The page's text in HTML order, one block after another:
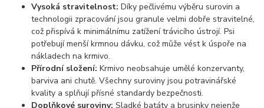
Vysoká stravitelnost: Díky pečlivému výběru surovin a
technologii zpracování jsou granule velmi dobře stravitelné,
což přispívá k minimálnímu zatížení trávicího ústrojí. Psi
potřebují menší krmnou dávku, což může vést k úspoře na
nákladech na krmivo.
Přírodní složení: Krmivo neobsahuje umělé konzervanty,
barviva ani chutě. Všechny suroviny jsou potravinářské
kvality a splňují přísné standardy bezpečnosti.
Doplňkové suroviny: Sladké batáty a brusinky nejenže